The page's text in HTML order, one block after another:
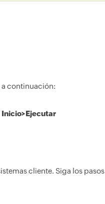
a continuación:
Inicio>Ejecutar
cliente. Siga los pasos